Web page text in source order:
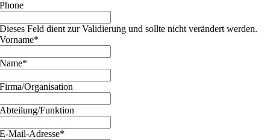
Phone
Dieses Feld dient zur Validierung und sollte nicht verändert werden.
Vorname*
Name*
Firma/Organisation
Abteilung/Funktion
E-Mail-Adresse*